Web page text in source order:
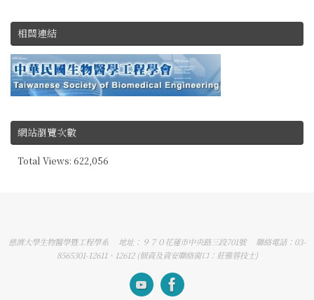
相關連結
網站瀏覽次數
Total Views: 622,056
慈濟大學生物醫學暨工程學系 地址：９７０花蓮市中央路三段701號 聯絡電話：03-
8565301-12611、12612 (個資及資安聯絡窗口：莊雅蓉技士)